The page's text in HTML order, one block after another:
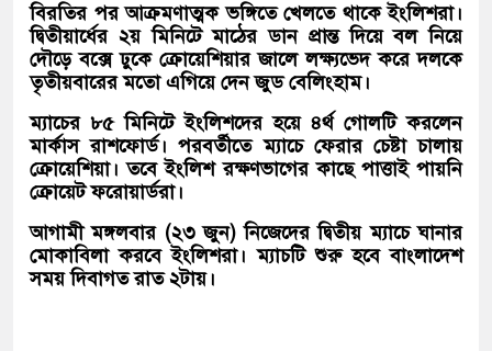
বিরতির পর আক্রমণাত্মক ভঙ্গিতে খেলতে থাকে ইংলিশরা।
দ্বিতীয়ার্ধের ২য় মিনিটে মাঠের ডান প্রান্ত দিয়ে বল নিয়ে
দৌড়ে বক্সে ঢুকে ক্রোয়েশিয়ার জালে লক্ষ্যভেদ করে দলকে
তৃতীয়বারের মতো এগিয়ে দেন জুড বেলিংহাম।
ম্যাচের ৮৫ মিনিটে ইংলিশদের হয়ে ৪র্থ গোলটি করলেন
মার্কাস রাশফোর্ড। পরবর্তীতে ম্যাচে ফেরার চেষ্টা চালায়
ক্রোয়েশিয়া। তবে ইংলিশ রক্ষণভাগের কাছে পাত্তাই পায়নি
ক্রোয়েট ফরোয়ার্ডরা।
আগামী মঙ্গলবার (২৩ জুন) নিজেদের দ্বিতীয় ম্যাচে ঘানার
মোকাবিলা করবে ইংলিশরা। ম্যাচটি শুরু হবে বাংলাদেশ
সময় দিবাগত রাত ২টায়।